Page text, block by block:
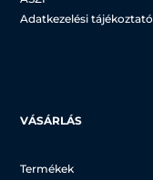
Adatkezelési tájékoztató
VÁSÁRLÁS
Termékek